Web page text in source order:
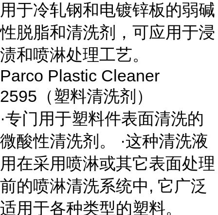
用于冷轧钢和电镀锌板的弱碱
性脱脂和清洗剂，可应用于浸
渍和喷淋处理工艺。
Parco Plastic Cleaner
2595 （塑料清洗剂）
·专门用于塑料件表面清洗的
微酸性清洗剂。 ·这种清洗液
用在采用喷淋或其它表面处理
前的喷淋清洗系统中, 它广泛
适用于各种类型的塑料。